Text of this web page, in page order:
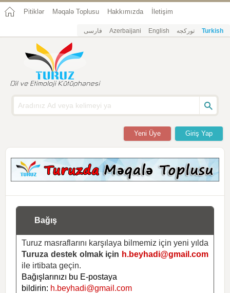
Pitiklər Məqalə Toplusu Hakkımızda İletişim
فارسی Azerbaijani English تورکجه Turkish
Giriş Yap
Yeni Üye
Bağış
Turuz masraflarını karşılaya bilmemiz için yeni yılda
Turuza destek olmak için h.beyhadi@gmail.com
ile irtibata geçin.
Bağışlarınızı bu E-postaya
bildirin: h.beyhadi@gmail.com